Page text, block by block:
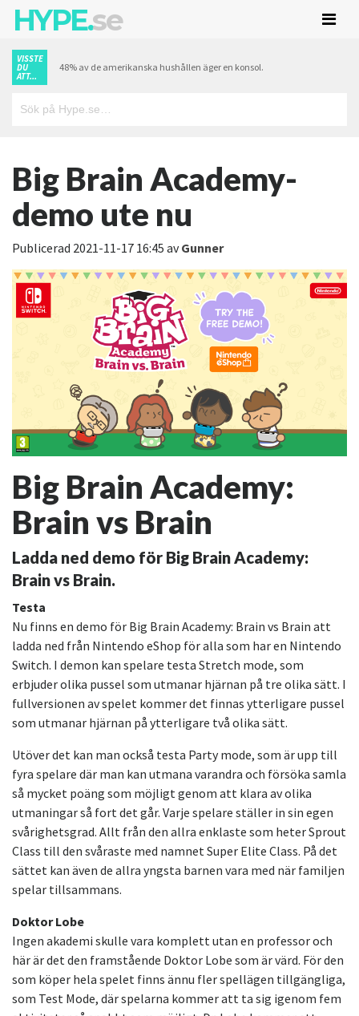
HYPE.se
VISSTE
DU
ATT...
48% av de amerikanska hushållen äger en konsol.
Big Brain Academy-
demo ute nu
Publicerad 2021-11-17 16:45 avGunner
Big Brain Academy:
Brain vs Brain
Ladda ned demo för Big Brain Academy:
Brain vs Brain.
Testa
Nu finns en demo för Big Brain Academy: Brain vs Brain att
ladda ned från Nintendo eShop för alla som har en Nintendo
Switch. I demon kan spelare testa Stretch mode, som
erbjuder olika pussel som utmanar hjärnan på tre olika sätt. I
fullversionen av spelet kommer det finnas ytterligare pussel
som utmanar hjärnan på ytterligare två olika sätt.
Utöver det kan man också testa Party mode, som är upp till
fyra spelare där man kan utmana varandra och försöka samla
så mycket poäng som möjligt genom att klara av olika
utmaningar så fort det går. Varje spelare ställer in sin egen
svårighetsgrad. Allt från den allra enklaste som heter Sprout
Class till den svåraste med namnet Super Elite Class. På det
sättet kan även de allra yngsta barnen vara med när familjen
spelar tillsammans.
Doktor Lobe
Ingen akademi skulle vara komplett utan en professor och
här är det den framstående Doktor Lobe som är värd. För den
som köper hela spelet finns ännu fler spellägen tillgängliga,
som Test Mode, där spelarna kommer att ta sig igenom fem